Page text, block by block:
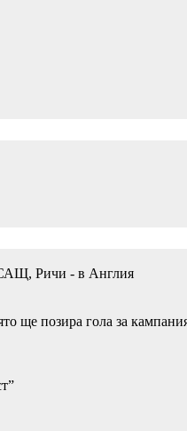
САЩ, Ричи - в Англия
ще позира гола за